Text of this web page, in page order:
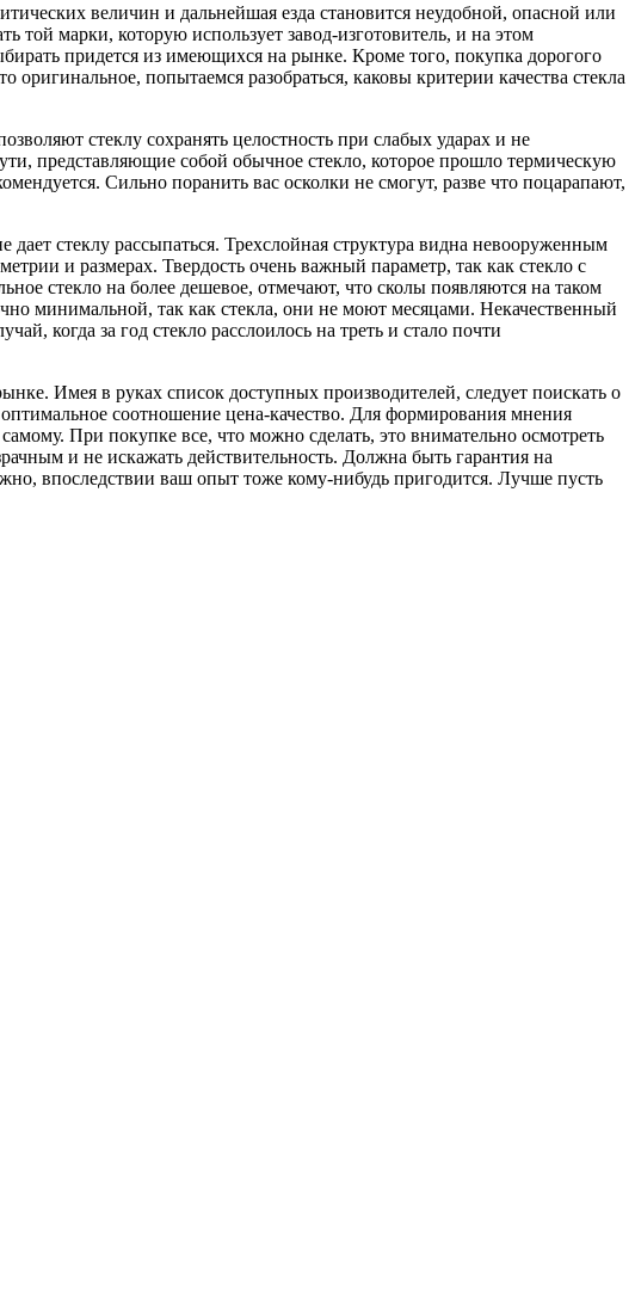
величин и дальнейшая езда становится неудобной, опасной или
той марки, которую использует завод-изготовитель, и на этом
придется из имеющихся на рынке. Кроме того, покупка дорогого
попытаемся разобраться, каковы критерии качества стекла
стеклу сохранять целостность при слабых ударах и не
представляющие собой обычное стекло, которое прошло термическую
Сильно поранить вас осколки не смогут, разве что поцарапают,
стеклу рассыпаться. Трехслойная структура видна невооруженным
и размерах. Твердость очень важный параметр, так как стекло с
стекло на более дешевое, отмечают, что сколы появляются на таком
минимальной, так как стекла, они не моют месяцами. Некачественный
когда за год стекло расслоилось на треть и стало почти
Имея в руках список доступных производителей, следует поискать о
соотношение цена-качество. Для формирования мнения
При покупке все, что можно сделать, это внимательно осмотреть
и не искажать действительность. Должна быть гарантия на
впоследствии ваш опыт тоже кому-нибудь пригодится. Лучше пусть